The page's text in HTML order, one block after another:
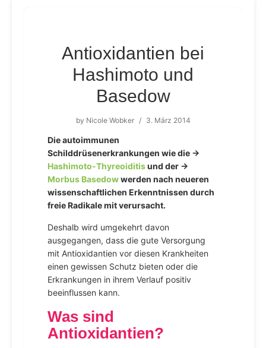
Antioxidantien bei
Hashimoto und
Basedow
by Nicole Wobker / 3. März 2014
Die autoimmunen
Schilddrüsenerkrankungen wie die →
Hashimoto-Thyreoiditisund der →
Morbus Basedowwerden nach neueren
wissenschaftlichen Erkenntnissen durch
freie Radikale mit verursacht.
Deshalb wird umgekehrt davon
ausgegangen, dass die gute Versorgung
mit Antioxidantien vor diesen Krankheiten
einen gewissen Schutz bieten oder die
Erkrankungen in ihrem Verlauf positiv
beeinflussen kann.
Was sind
Antioxidantien?